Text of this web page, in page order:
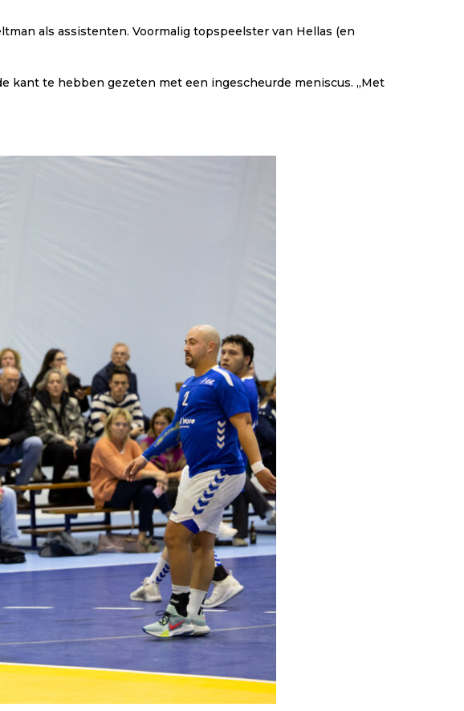
als assistenten. Voormalig topspeelster van Hellas (en
kant te hebben gezeten met een ingescheurde meniscus. ,,Met